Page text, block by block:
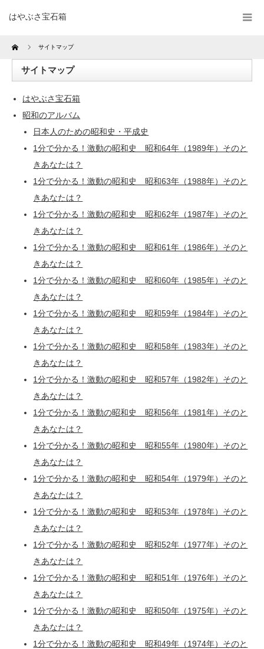
はやぶさ宝石箱
Home サイトマップ
サイトマップ
はやぶさ宝石箱
昭和のアルバム
日本人のための昭和史・平成史
1分で分かる！激動の昭和史 昭和64年（1989年）そのと
きあなたは？
1分で分かる！激動の昭和史 昭和63年（1988年）そのと
きあなたは？
1分で分かる！激動の昭和史 昭和62年（1987年）そのと
きあなたは？
1分で分かる！激動の昭和史 昭和61年（1986年）そのと
きあなたは？
1分で分かる！激動の昭和史 昭和60年（1985年）そのと
きあなたは？
1分で分かる！激動の昭和史 昭和59年（1984年）そのと
きあなたは？
1分で分かる！激動の昭和史 昭和58年（1983年）そのと
きあなたは？
1分で分かる！激動の昭和史 昭和57年（1982年）そのと
きあなたは？
1分で分かる！激動の昭和史 昭和56年（1981年）そのと
きあなたは？
1分で分かる！激動の昭和史 昭和55年（1980年）そのと
きあなたは？
1分で分かる！激動の昭和史 昭和54年（1979年）そのと
きあなたは？
1分で分かる！激動の昭和史 昭和53年（1978年）そのと
きあなたは？
1分で分かる！激動の昭和史 昭和52年（1977年）そのと
きあなたは？
1分で分かる！激動の昭和史 昭和51年（1976年）そのと
きあなたは？
1分で分かる！激動の昭和史 昭和50年（1975年）そのと
きあなたは？
1分で分かる！激動の昭和史 昭和49年（1974年）そのと